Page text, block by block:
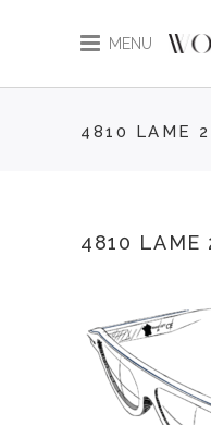
MENU
4810 LAME
4810 LAME